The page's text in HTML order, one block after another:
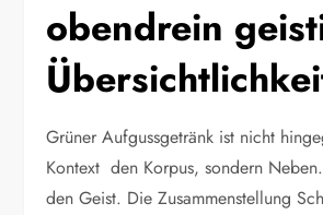
obendrein
Grüner Aufgussgetränk ist nicht
Kontext den Korpus, sondern
den Geist. Die Zusammenstellung